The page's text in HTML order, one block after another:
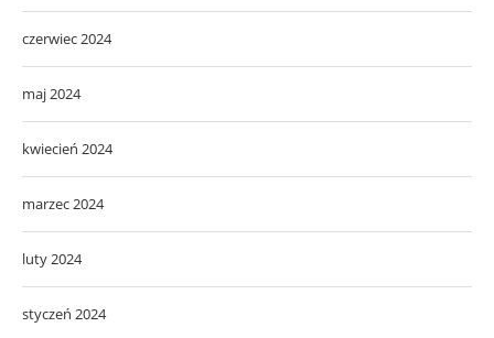
czerwiec 2024
maj 2024
kwiecień 2024
marzec 2024
luty 2024
styczeń 2024